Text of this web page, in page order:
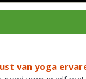
van yoga